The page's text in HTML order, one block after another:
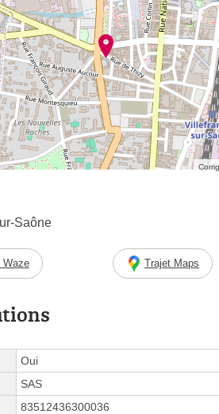
Saône
Waze Trajet Maps
Oui
SAS
83512436300036